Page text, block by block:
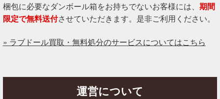
梱包に必要なダンボール箱をお持ちでないお客様には、 期間
限定で無料送付させていただきます。是非ご利用ください。
» ラブドール買取・無料処分のサービスについてはこちら
運営について